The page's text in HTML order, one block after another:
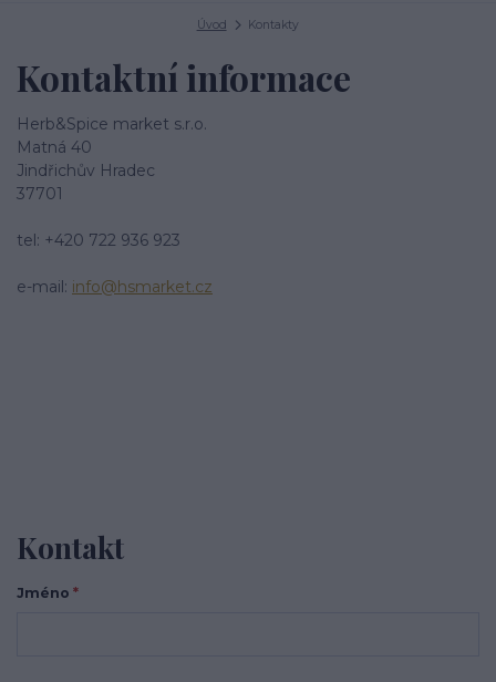
Úvod Kontakty
Kontaktní informace
Herb&Spice market s.r.o.
Matná 40
Jindřichův Hradec
37701
tel: +420 722 936 923
e-mail: info@hsmarket.cz
Kontakt
Jméno *